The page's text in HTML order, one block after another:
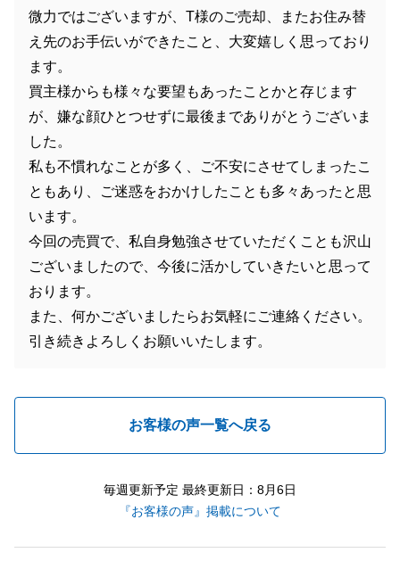
微力ではございますが、T様のご売却、またお住み替
え先のお手伝いができたこと、大変嬉しく思っており
ます。
買主様からも様々な要望もあったことかと存じます
が、嫌な顔ひとつせずに最後までありがとうございま
した。
私も不慣れなことが多く、ご不安にさせてしまったこ
ともあり、ご迷惑をおかけしたことも多々あったと思
います。
今回の売買で、私自身勉強させていただくことも沢山
ございましたので、今後に活かしていきたいと思って
おります。
また、何かございましたらお気軽にご連絡ください。
引き続きよろしくお願いいたします。
お客様の声一覧へ戻る
毎週更新予定 最終更新日：8月6日
『お客様の声』掲載について